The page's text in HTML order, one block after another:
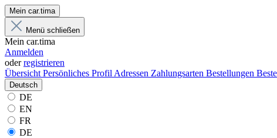
Mein car.tima
Menü schließen
Mein car.tima
Anmelden
oderregistrieren
Übersicht Persönliches Profil Adressen Zahlungsarten Bestellungen
Deutsch
DE
EN
FR
DE